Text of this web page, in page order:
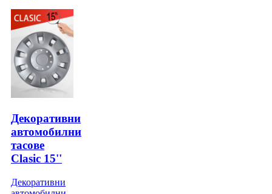
Декоративни
автомобилни
тасове
Clasic 15''
Декоративни